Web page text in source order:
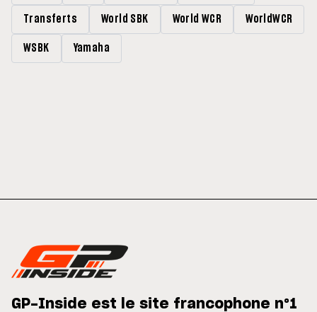
Transferts World SBK World WCR WorldWCR
WSBK Yamaha
GP-Inside est le site francophone n°1